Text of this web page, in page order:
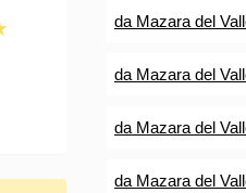
da Mazara del
da Mazara del
da Mazara del
da Mazara del